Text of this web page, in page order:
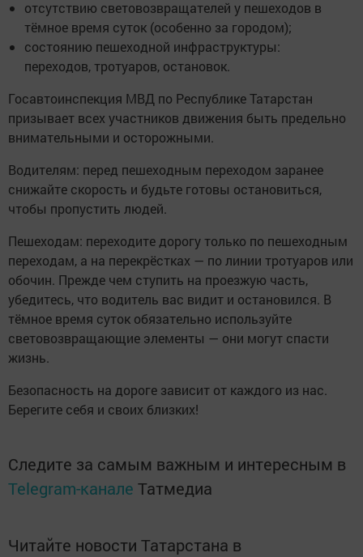
отсутствию световозвращателей у пешеходов в
тёмное время суток (особенно за городом);
состоянию пешеходной инфраструктуры:
переходов, тротуаров, остановок.
Госавтоинспекция МВД по Республике Татарстан
призывает всех участников движения быть предельно
внимательными и осторожными.
Водителям: перед пешеходным переходом заранее
снижайте скорость и будьте готовы остановиться,
чтобы пропустить людей.
Пешеходам: переходите дорогу только по пешеходным
переходам, а на перекрёстках — по линии тротуаров или
обочин. Прежде чем ступить на проезжую часть,
убедитесь, что водитель вас видит и остановился. В
тёмное время суток обязательно используйте
световозвращающие элементы — они могут спасти
жизнь.
Безопасность на дороге зависит от каждого из нас.
Берегите себя и своих близких!
Следите за самым важным и интересным в
Telegram-канале Татмедиа
Читайте новости Татарстана в